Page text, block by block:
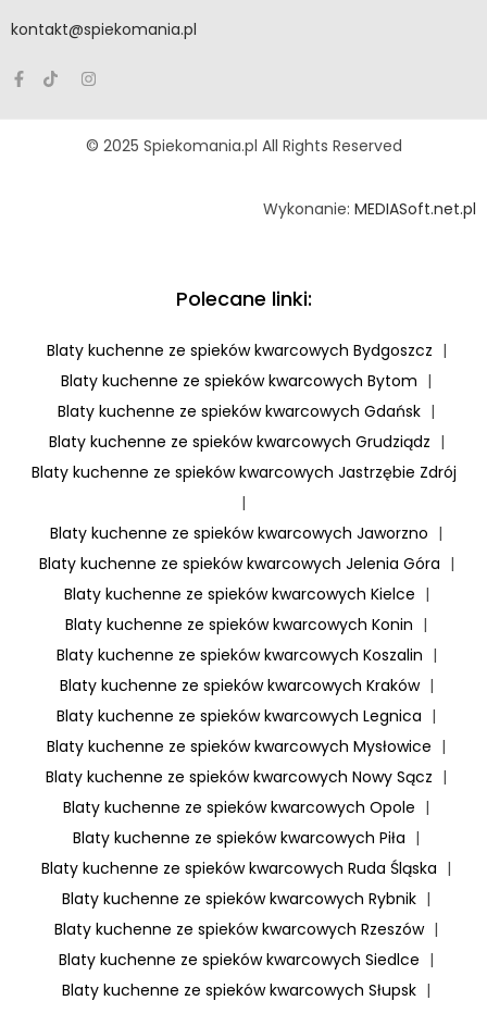
kontakt@spiekomania.pl
© 2025 Spiekomania.pl All Rights Reserved
Wykonanie: MEDIASoft.net.pl
Polecane linki:
Blaty kuchenne ze spieków kwarcowych Bydgoszcz |
Blaty kuchenne ze spieków kwarcowych Bytom |
Blaty kuchenne ze spieków kwarcowych Gdańsk |
Blaty kuchenne ze spieków kwarcowych Grudziądz |
Blaty kuchenne ze spieków kwarcowych Jastrzębie Zdrój
|
Blaty kuchenne ze spieków kwarcowych Jaworzno |
Blaty kuchenne ze spieków kwarcowych Jelenia Góra |
Blaty kuchenne ze spieków kwarcowych Kielce |
Blaty kuchenne ze spieków kwarcowych Konin |
Blaty kuchenne ze spieków kwarcowych Koszalin |
Blaty kuchenne ze spieków kwarcowych Kraków |
Blaty kuchenne ze spieków kwarcowych Legnica |
Blaty kuchenne ze spieków kwarcowych Mysłowice |
Blaty kuchenne ze spieków kwarcowych Nowy Sącz |
Blaty kuchenne ze spieków kwarcowych Opole |
Blaty kuchenne ze spieków kwarcowych Piła |
Blaty kuchenne ze spieków kwarcowych Ruda Śląska |
Blaty kuchenne ze spieków kwarcowych Rybnik |
Blaty kuchenne ze spieków kwarcowych Rzeszów |
Blaty kuchenne ze spieków kwarcowych Siedlce |
Blaty kuchenne ze spieków kwarcowych Słupsk |